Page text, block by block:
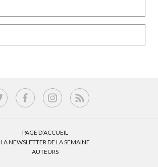
PAGE D’ACCUEIL
LA NEWSLETTER DE LA SEMAINE
AUTEURS